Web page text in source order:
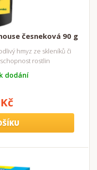
česneková 90 g
hmyz ze skleníků či
rostlin
dodání